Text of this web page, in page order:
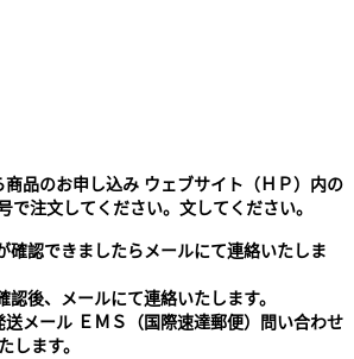
商品のお申し込み ウェブサイト（ＨＰ）内の
で注文してください。文してください。
確認できましたらメールにて連絡いたしま
認後、メールにて連絡いたします。
送メール ＥＭＳ（国際速達郵便）問い合わせ
します。